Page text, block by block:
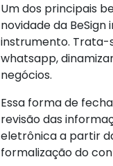
Um dos principais
novidade da
instrumento. Trata-
whatsapp,
negócios.
Essa forma de
revisão das
eletrônica a partir
formalização do